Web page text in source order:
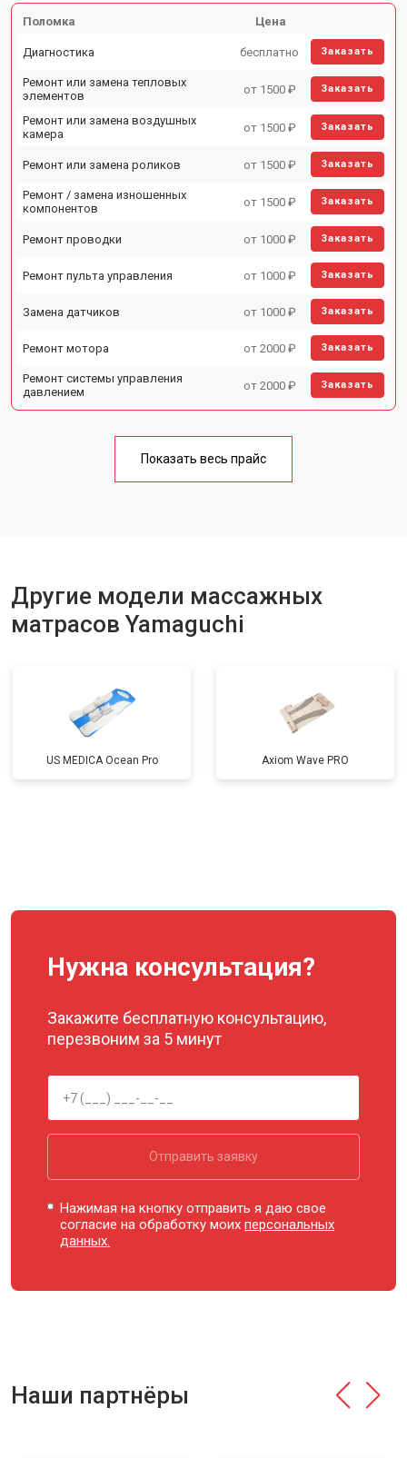
Поломка Цена
Диагностика бесплатно Заказать
Ремонт или замена тепловых
элементов
от 1500 ₽ Заказать
Ремонт или замена воздушных
камера
от 1500 ₽ Заказать
Ремонт или замена роликов от 1500 ₽ Заказать
Ремонт / замена изношенных
компонентов
от 1500 ₽ Заказать
Ремонт проводки от 1000 ₽ Заказать
Ремонт пульта управления от 1000 ₽ Заказать
Замена датчиков от 1000 ₽ Заказать
Ремонт мотора от 2000 ₽ Заказать
Ремонт системы управления
давлением
от 2000 ₽ Заказать
Показать весь прайс
Другие модели массажных
матрасов Yamaguchi
US MEDICA Ocean Pro Axiom Wave PRO
Нужна консультация?
Закажите бесплатную консультацию,
перезвоним за 5 минут
Отправить заявку
Нажимая на кнопку отправить я даю свое
согласие на обработку моихперсональных
данных.
Наши партнёры